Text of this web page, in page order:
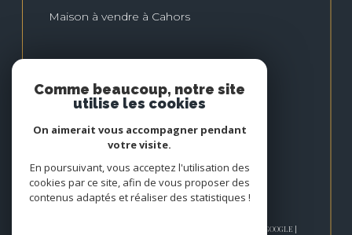
Maison à vendre à Cahors
© 2026 | TOUS DROITS RÉSERVÉS | TRADUCTION POWERED BY GOOGLE |
Comme beaucoup, notre site
utilise les cookies
On aimerait vous accompagner pendant
votre visite.
En poursuivant, vous acceptez l'utilisation des
cookies par ce site, afin de vous proposer des
contenus adaptés et réaliser des statistiques !